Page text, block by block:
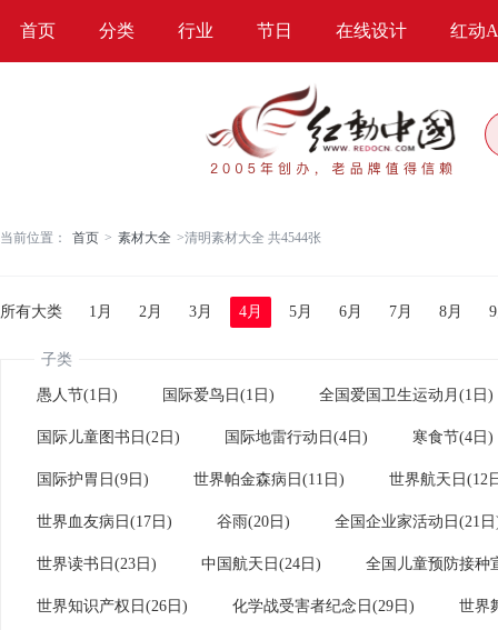
首页 分类 行业 节日 在线设计 红动
当前位置： 首页 > 素材大全 >清明素材大全 共4544张
所有大类 1月 2月 3月 4月 5月 6月 7月 8月
子类
愚人节(1日) 国际爱鸟日(1日) 全国爱国卫生运动月(1日)
国际儿童图书日(2日) 国际地雷行动日(4日) 寒食节(4日)
国际护胃日(9日) 世界帕金森病日(11日) 世界航天日(12
世界血友病日(17日) 谷雨(20日) 全国企业家活动日(21
世界读书日(23日) 中国航天日(24日) 全国儿童预防接种
世界知识产权日(26日) 化学战受害者纪念日(29日) 世界